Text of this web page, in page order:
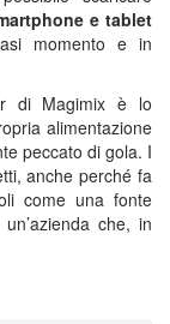
e tablet
momento e in
di Magimix è lo
alimentazione
peccato di gola. I
anche perché fa
come una fonte
che, in